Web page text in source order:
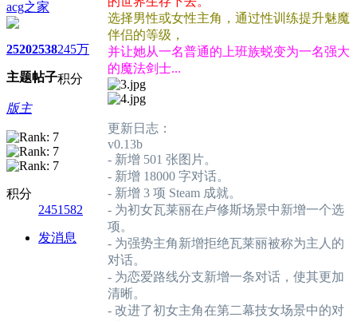
acg之家
2520
主题
2538
帖子
245万
积分
版主
积分
2451582
发消息
选择男性或女性主角，通过性训练提升魅魔
伴侣的等级，
并让她从一名普通的上班族蜕变为一名强大
的魔法剑士...
更新日志：
v0.13b
- 新增 501 张图片。
- 新增 18000 字对话。
- 新增 3 项 Steam 成就。
- 为初女瓦莱丽在卢修斯场景中新增一个选
项。
- 为强势主角新增拒绝瓦莱丽被称为主人的
对话。
- 为恋爱路线分支新增一条对话，使其更加
清晰。
- 改进了初女主角在第二幕技女场景中的对